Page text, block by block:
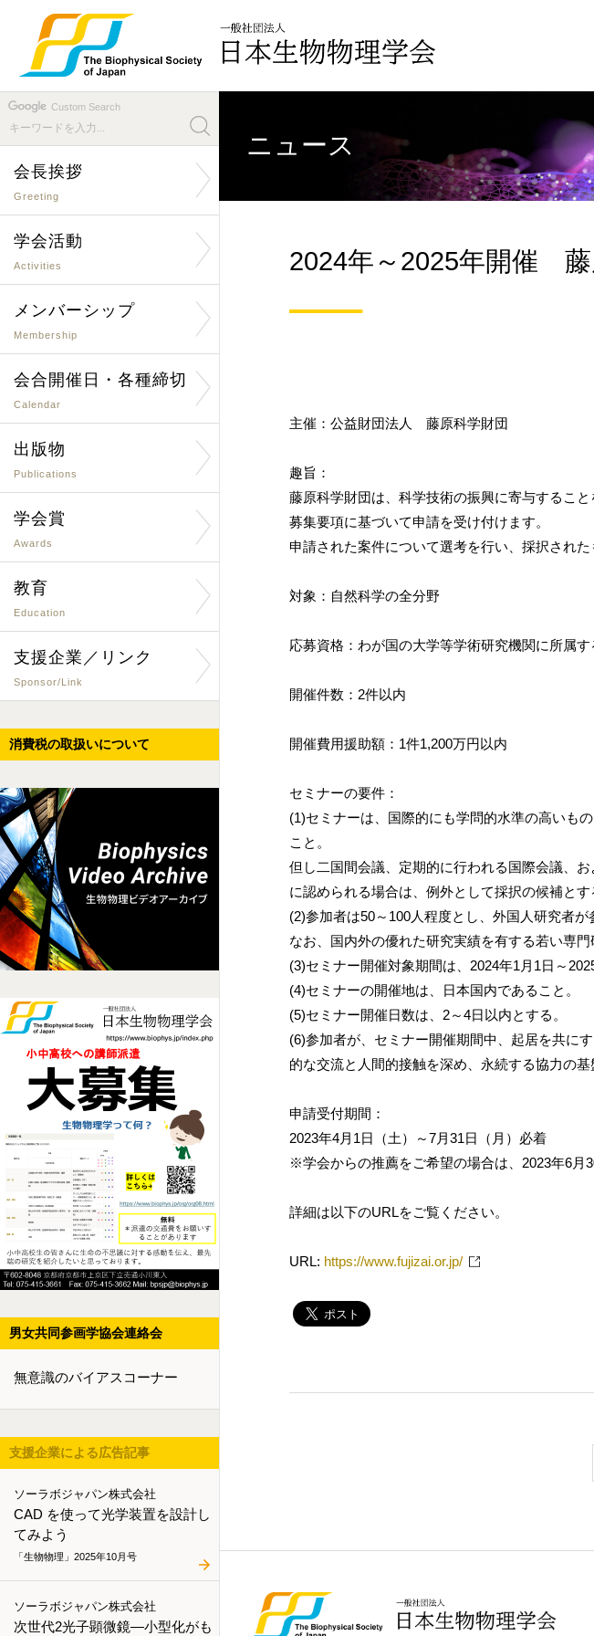
Custom Search
会長挨拶
Greeting
学会活動
Activities
メンバーシップ
Membership
会合開催日・各種締切
Calendar
出版物
Publications
学会賞
Awards
教育
Education
支援企業／リンク
Sponsor/Link
消費税の取扱いについて
男女共同参画学協会連絡会
無意識のバイアスコーナー
支援企業による広告記事
ソーラボジャパン株式会社
CAD を使って光学装置を設計し
てみよう
「生物物理」2025年10月号
ソーラボジャパン株式会社
次世代2光子顕微鏡―小型化がも
ニュース
2024年～2025年開催
主催：公益財団法人 藤原科学財団
趣旨：
藤原科学財団は、科学技術の振興に寄与するこ
募集要項に基づいて申請を受け付けます。
申請された案件について選考を行い、採択され
対象：自然科学の全分野
応募資格：わが国の大学等学術研究機関に所属
開催件数：2件以内
開催費用援助額：1件1,200万円以内
セミナーの要件：
(1)セミナーは、国際的にも学問的水準の高いも
こと。
但し二国間会議、定期的に行われる国際会議、
に認められる場合は、例外として採択の候補とす
(2)参加者は50～100人程度とし、外国人研究者が
なお、国内外の優れた研究実績を有する若い専門
(3)セミナー開催対象期間は、2024年1月1日～
(4)セミナーの開催地は、日本国内であること。
(5)セミナー開催日数は、2～4日以内とする。
(6)参加者が、セミナー開催期間中、起居を共に
的な交流と人間的接触を深め、永続する協力の基
申請受付期間：
2023年4月1日（土）～7月31日（月）必着
※学会からの推薦をご希望の場合は、2023年6月
詳細は以下のURLをご覧ください。
URL: https://www.fujizai.or.jp/